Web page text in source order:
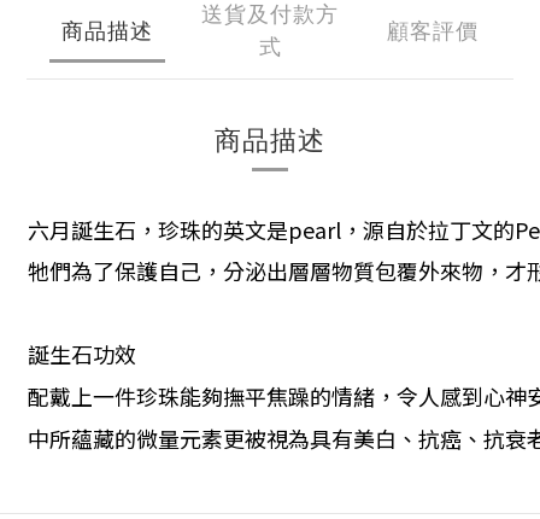
商品描述
送貨及付款方
式
顧客評價
商品描述
六月誕生石，珍珠的英文是pearl，源自於拉丁文的
牠們為了保護自己，分泌出層層物質包覆外來物，
誕生石功效
配戴上一件珍珠能夠撫平焦躁的情緒，令人感到心
中所蘊藏的微量元素更被視為具有美白、抗癌、抗